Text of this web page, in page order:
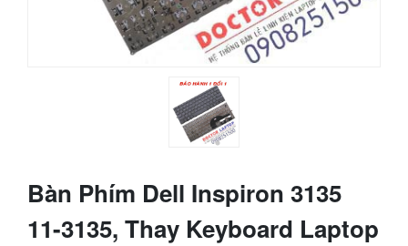
Bàn Phím Dell Inspiron 3135
11-3135, Thay Keyboard Laptop